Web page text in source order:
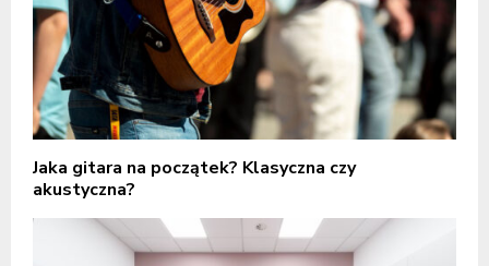
Jaka gitara na początek? Klasyczna czy
akustyczna?